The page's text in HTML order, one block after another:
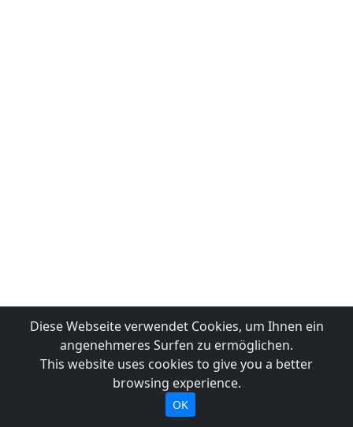
Diese Webseite verwendet Cookies, um Ihnen ein
angenehmeres Surfen zu ermöglichen.
This website uses cookies to give you a better
browsing experience.
OK